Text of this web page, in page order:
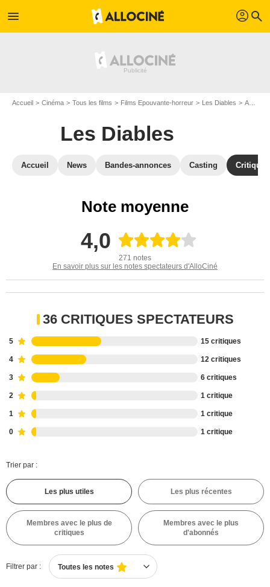
menu profil search
Accueil Cinéma Tous les films Films Epouvante-horreur Les Diables Avis Les Diables
Les Diables
Accueil News Bandes-annonces Casting
Note moyenne
4,0
271 notes
En savoir plus sur les notes spectateurs d'AlloCiné
36 CRITIQUES SPECTATEURS
5 15 critiques
4 12 critiques
3 6 critiques
2 1 critique
1 1 critique
0 1 critique
Trier par :
Les plus utiles Les plus récentes
Membres avec le plus de
critiques
Membres avec le plus
d'abonnés
Filtrer par : Toutes les notes